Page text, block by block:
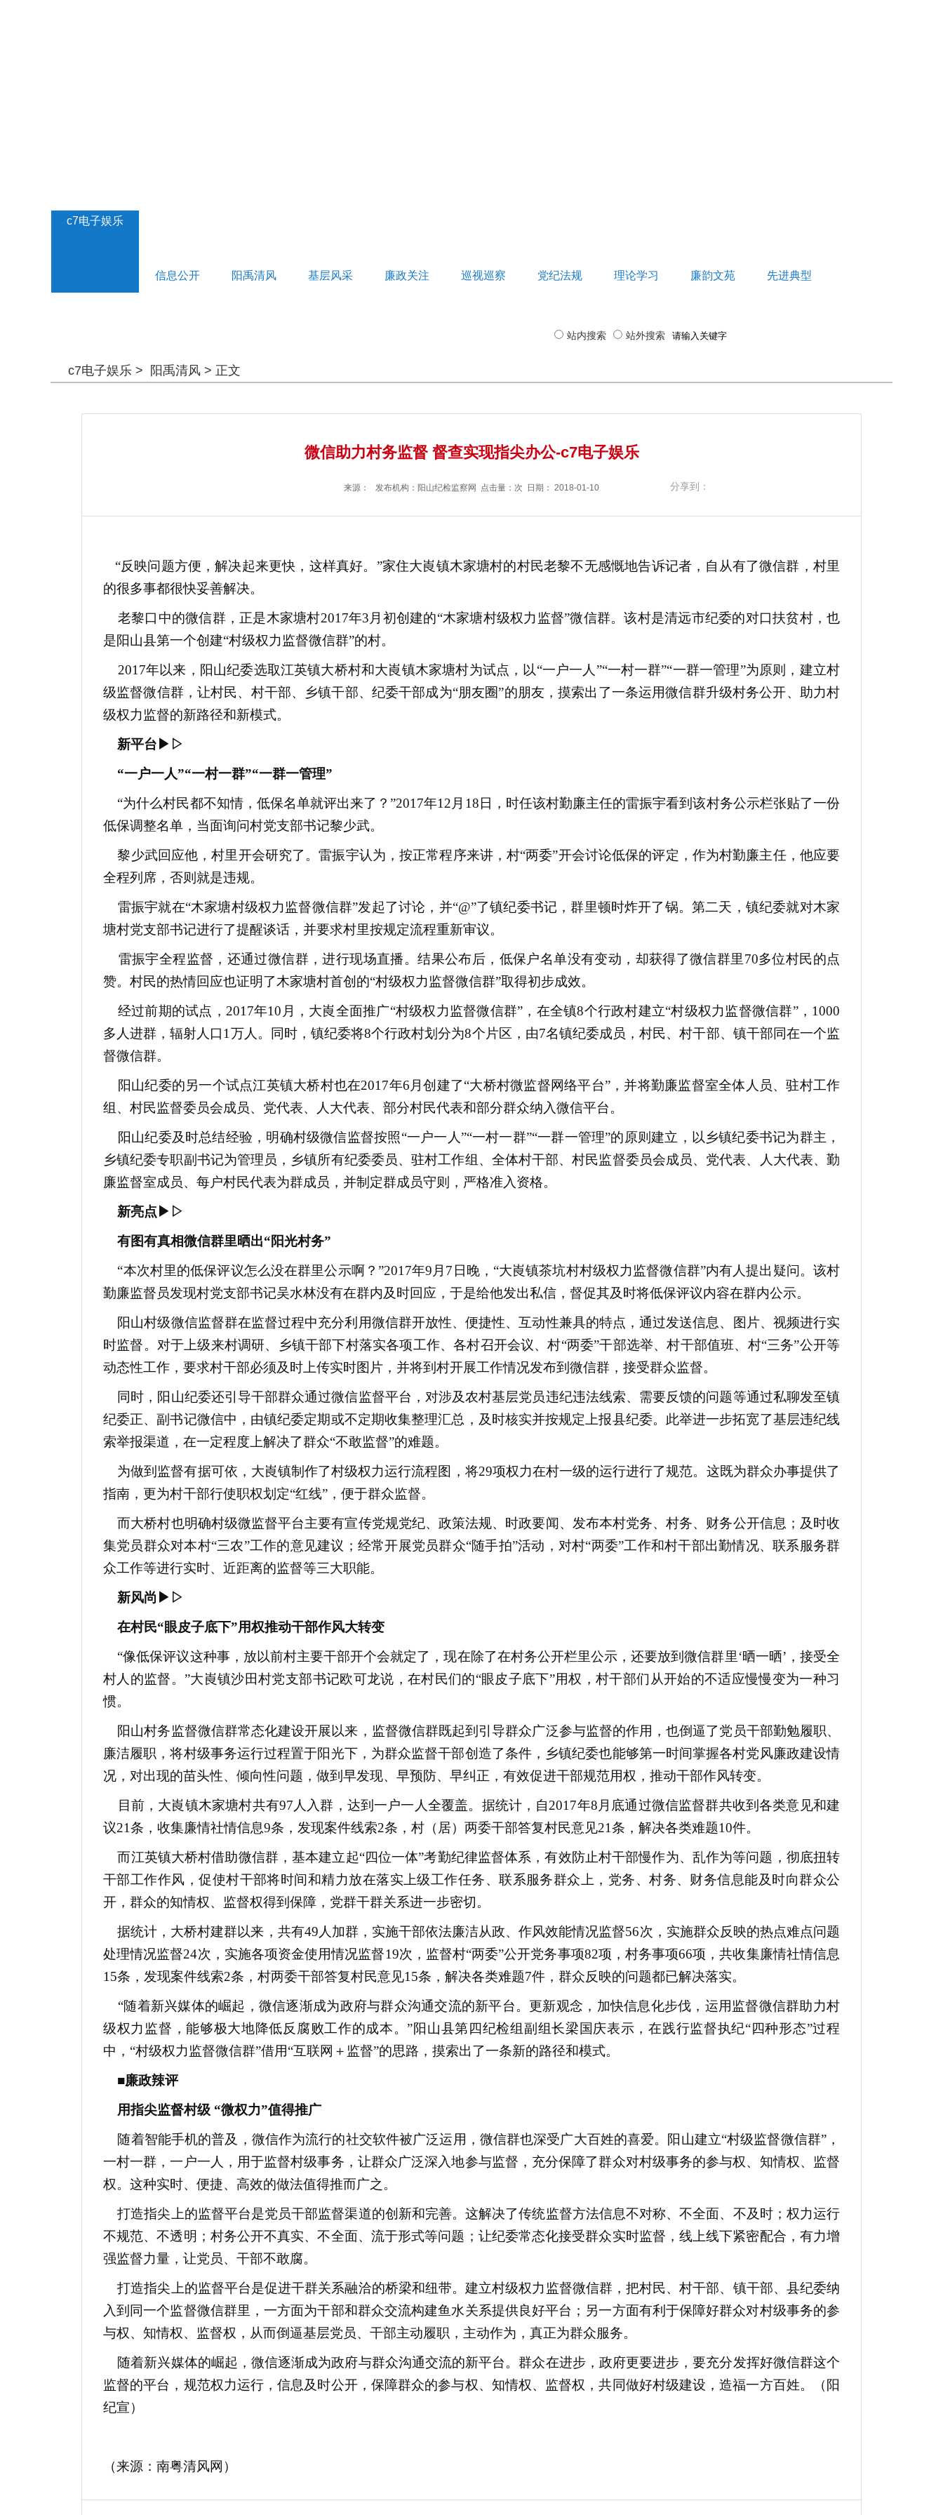
c7电子娱乐
信息公开 阳禹清风 基层风采 廉政关注 巡视巡察 党纪法规 理论学习 廉韵文苑 先进典型
站内搜索 站外搜索
c7电子娱乐 > 阳禹清风 > 正文
微信助力村务监督 督查实现指尖办公-c7电子娱乐
来源： 发布机构： 阳山纪检监察网 点击量：次 日期： 2018-01-10 分享到：
“反映问题方便，解决起来更快，这样真好。”家住大崀镇木家塘村的村民老黎不无感慨地告诉记者，自从有了微信群，村里
的很多事都很快妥善解决。
老黎口中的微信群，正是木家塘村2017年3月初创建的“木家塘村级权力监督”微信群。该村是清远市纪委的对口扶贫村，也
是阳山县第一个创建“村级权力监督微信群”的村。
2017年以来，阳山纪委选取江英镇大桥村和大崀镇木家塘村为试点，以“一户一人”“一村一群”“一群一管理”为原则，建立村
级监督微信群，让村民、村干部、乡镇干部、纪委干部成为“朋友圈”的朋友，摸索出了一条运用微信群升级村务公开、助力村
级权力监督的新路径和新模式。
新平台▶▷
“一户一人”“一村一群”“一群一管理”
“为什么村民都不知情，低保名单就评出来了？”2017年12月18日，时任该村勤廉主任的雷振宇看到该村务公示栏张贴了一份
低保调整名单，当面询问村党支部书记黎少武。
黎少武回应他，村里开会研究了。雷振宇认为，按正常程序来讲，村“两委”开会讨论低保的评定，作为村勤廉主任，他应要
全程列席，否则就是违规。
雷振宇就在“木家塘村级权力监督微信群”发起了讨论，并“@”了镇纪委书记，群里顿时炸开了锅。第二天，镇纪委就对木家
塘村党支部书记进行了提醒谈话，并要求村里按规定流程重新审议。
雷振宇全程监督，还通过微信群，进行现场直播。结果公布后，低保户名单没有变动，却获得了微信群里70多位村民的点
赞。村民的热情回应也证明了木家塘村首创的“村级权力监督微信群”取得初步成效。
经过前期的试点，2017年10月，大崀全面推广“村级权力监督微信群”，在全镇8个行政村建立“村级权力监督微信群”，1000
多人进群，辐射人口1万人。同时，镇纪委将8个行政村划分为8个片区，由7名镇纪委成员，村民、村干部、镇干部同在一个监
督微信群。
阳山纪委的另一个试点江英镇大桥村也在2017年6月创建了“大桥村微监督网络平台”，并将勤廉监督室全体人员、驻村工作
组、村民监督委员会成员、党代表、人大代表、部分村民代表和部分群众纳入微信平台。
阳山纪委及时总结经验，明确村级微信监督按照“一户一人”“一村一群”“一群一管理”的原则建立，以乡镇纪委书记为群主，
乡镇纪委专职副书记为管理员，乡镇所有纪委委员、驻村工作组、全体村干部、村民监督委员会成员、党代表、人大代表、勤
廉监督室成员、每户村民代表为群成员，并制定群成员守则，严格准入资格。
新亮点▶▷
有图有真相微信群里晒出“阳光村务”
“本次村里的低保评议怎么没在群里公示啊？”2017年9月7日晚，“大崀镇茶坑村村级权力监督微信群”内有人提出疑问。该村
勤廉监督员发现村党支部书记吴水林没有在群内及时回应，于是给他发出私信，督促其及时将低保评议内容在群内公示。
阳山村级微信监督群在监督过程中充分利用微信群开放性、便捷性、互动性兼具的特点，通过发送信息、图片、视频进行实
时监督。对于上级来村调研、乡镇干部下村落实各项工作、各村召开会议、村“两委”干部选举、村干部值班、村“三务”公开等
动态性工作，要求村干部必须及时上传实时图片，并将到村开展工作情况发布到微信群，接受群众监督。
同时，阳山纪委还引导干部群众通过微信监督平台，对涉及农村基层党员违纪违法线索、需要反馈的问题等通过私聊发至镇
纪委正、副书记微信中，由镇纪委定期或不定期收集整理汇总，及时核实并按规定上报县纪委。此举进一步拓宽了基层违纪线
索举报渠道，在一定程度上解决了群众“不敢监督”的难题。
为做到监督有据可依，大崀镇制作了村级权力运行流程图，将29项权力在村一级的运行进行了规范。这既为群众办事提供了
指南，更为村干部行使职权划定“红线”，便于群众监督。
而大桥村也明确村级微监督平台主要有宣传党规党纪、政策法规、时政要闻、发布本村党务、村务、财务公开信息；及时收
集党员群众对本村“三农”工作的意见建议；经常开展党员群众“随手拍”活动，对村“两委”工作和村干部出勤情况、联系服务群
众工作等进行实时、近距离的监督等三大职能。
新风尚▶▷
在村民“眼皮子底下”用权推动干部作风大转变
“像低保评议这种事，放以前村主要干部开个会就定了，现在除了在村务公开栏里公示，还要放到微信群里‘晒一晒’，接受全
村人的监督。”大崀镇沙田村党支部书记欧可龙说，在村民们的“眼皮子底下”用权，村干部们从开始的不适应慢慢变为一种习
惯。
阳山村务监督微信群常态化建设开展以来，监督微信群既起到引导群众广泛参与监督的作用，也倒逼了党员干部勤勉履职、
廉洁履职，将村级事务运行过程置于阳光下，为群众监督干部创造了条件，乡镇纪委也能够第一时间掌握各村党风廉政建设情
况，对出现的苗头性、倾向性问题，做到早发现、早预防、早纠正，有效促进干部规范用权，推动干部作风转变。
目前，大崀镇木家塘村共有97人入群，达到一户一人全覆盖。据统计，自2017年8月底通过微信监督群共收到各类意见和建
议21条，收集廉情社情信息9条，发现案件线索2条，村（居）两委干部答复村民意见21条，解决各类难题10件。
而江英镇大桥村借助微信群，基本建立起“四位一体”考勤纪律监督体系，有效防止村干部慢作为、乱作为等问题，彻底扭转
干部工作作风，促使村干部将时间和精力放在落实上级工作任务、联系服务群众上，党务、村务、财务信息能及时向群众公
开，群众的知情权、监督权得到保障，党群干群关系进一步密切。
据统计，大桥村建群以来，共有49人加群，实施干部依法廉洁从政、作风效能情况监督56次，实施群众反映的热点难点问题
处理情况监督24次，实施各项资金使用情况监督19次，监督村“两委”公开党务事项82项，村务事项66项，共收集廉情社情信息
15条，发现案件线索2条，村两委干部答复村民意见15条，解决各类难题7件，群众反映的问题都已解决落实。
“随着新兴媒体的崛起，微信逐渐成为政府与群众沟通交流的新平台。更新观念，加快信息化步伐，运用监督微信群助力村
级权力监督，能够极大地降低反腐败工作的成本。”阳山县第四纪检组副组长梁国庆表示，在践行监督执纪“四种形态”过程
中，“村级权力监督微信群”借用“互联网＋监督”的思路，摸索出了一条新的路径和模式。
■廉政辣评
用指尖监督村级 “微权力”值得推广
随着智能手机的普及，微信作为流行的社交软件被广泛运用，微信群也深受广大百姓的喜爱。阳山建立“村级监督微信群”，
一村一群，一户一人，用于监督村级事务，让群众广泛深入地参与监督，充分保障了群众对村级事务的参与权、知情权、监督
权。这种实时、便捷、高效的做法值得推而广之。
打造指尖上的监督平台是党员干部监督渠道的创新和完善。这解决了传统监督方法信息不对称、不全面、不及时；权力运行
不规范、不透明；村务公开不真实、不全面、流于形式等问题；让纪委常态化接受群众实时监督，线上线下紧密配合，有力增
强监督力量，让党员、干部不敢腐。
打造指尖上的监督平台是促进干群关系融洽的桥梁和纽带。建立村级权力监督微信群，把村民、村干部、镇干部、县纪委纳
入到同一个监督微信群里，一方面为干部和群众交流构建鱼水关系提供良好平台；另一方面有利于保障好群众对村级事务的参
与权、知情权、监督权，从而倒逼基层党员、干部主动履职，主动作为，真正为群众服务。
随着新兴媒体的崛起，微信逐渐成为政府与群众沟通交流的新平台。群众在进步，政府更要进步，要充分发挥好微信群这个
监督的平台，规范权力运行，信息及时公开，保障群众的参与权、知情权、监督权，共同做好村级建设，造福一方百姓。（阳
纪宣）
（来源：南粤清风网）